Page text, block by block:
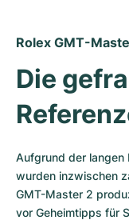
Rolex GMT-
Die
Aufgrund der langen
wurden inzwischen
GMT-Master 2
vor Geheimtipps für